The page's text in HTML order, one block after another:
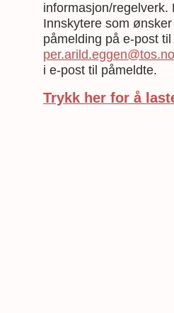
informasjon/regelverk.
Innskytere som
påmelding på e-post til
per.arild.eggen@tos.no
i e-post til påmeldte.
Trykk her for å